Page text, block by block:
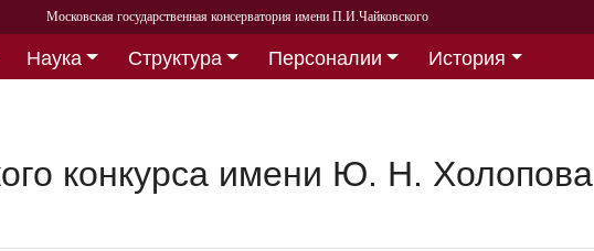
Московская государственная консерватория имени П.И.Чайковского
Наука Структура Персоналии
История
конкурса имени Ю. Н. Холопова